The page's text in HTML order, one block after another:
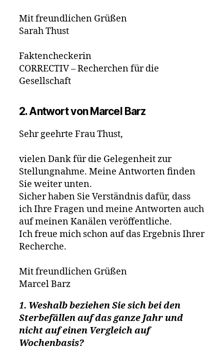
Mit freundlichen Grüßen
Sarah Thust
Faktencheckerin
CORRECTIV – Recherchen für die
Gesellschaft
2.Antwort von Marcel Barz
Sehr geehrte Frau Thust,
vielen Dank für die Gelegenheit zur
Stellungnahme. Meine Antworten finden
Sie weiter unten.
Sicher haben Sie Verständnis dafür, dass
ich Ihre Fragen und meine Antworten auch
auf meinen Kanälen veröffentliche.
Ich freue mich schon auf das Ergebnis Ihrer
Recherche.
Mit freundlichen Grüßen
Marcel Barz
1. Weshalb beziehen Sie sich bei den
Sterbefällen auf das ganze Jahr und
nicht auf einen Vergleich auf
Wochenbasis?